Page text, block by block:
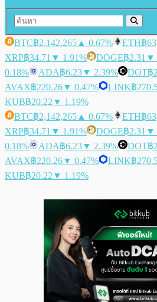
BTC฿2,142,265 ▲ 0.67% ETH฿
XRP฿34.71 ▼ 1.91% DOGE฿2.31 ▼
0.18%
ADA฿6.23▼ 2.39% DOT฿
AVAX฿220.26▼ 0.47% LINK฿
KUB฿20.22 ▼ 1.19%
BTC฿2,142,265 ▲ 0.67% ETH฿
XRP฿34.71 ▼ 1.91% DOGE฿2.31 ▼
0.18%
ADA฿6.23▼ 2.39% DOT฿
AVAX฿220.26▼ 0.47% LINK฿
KUB฿20.22 ▼ 1.19%